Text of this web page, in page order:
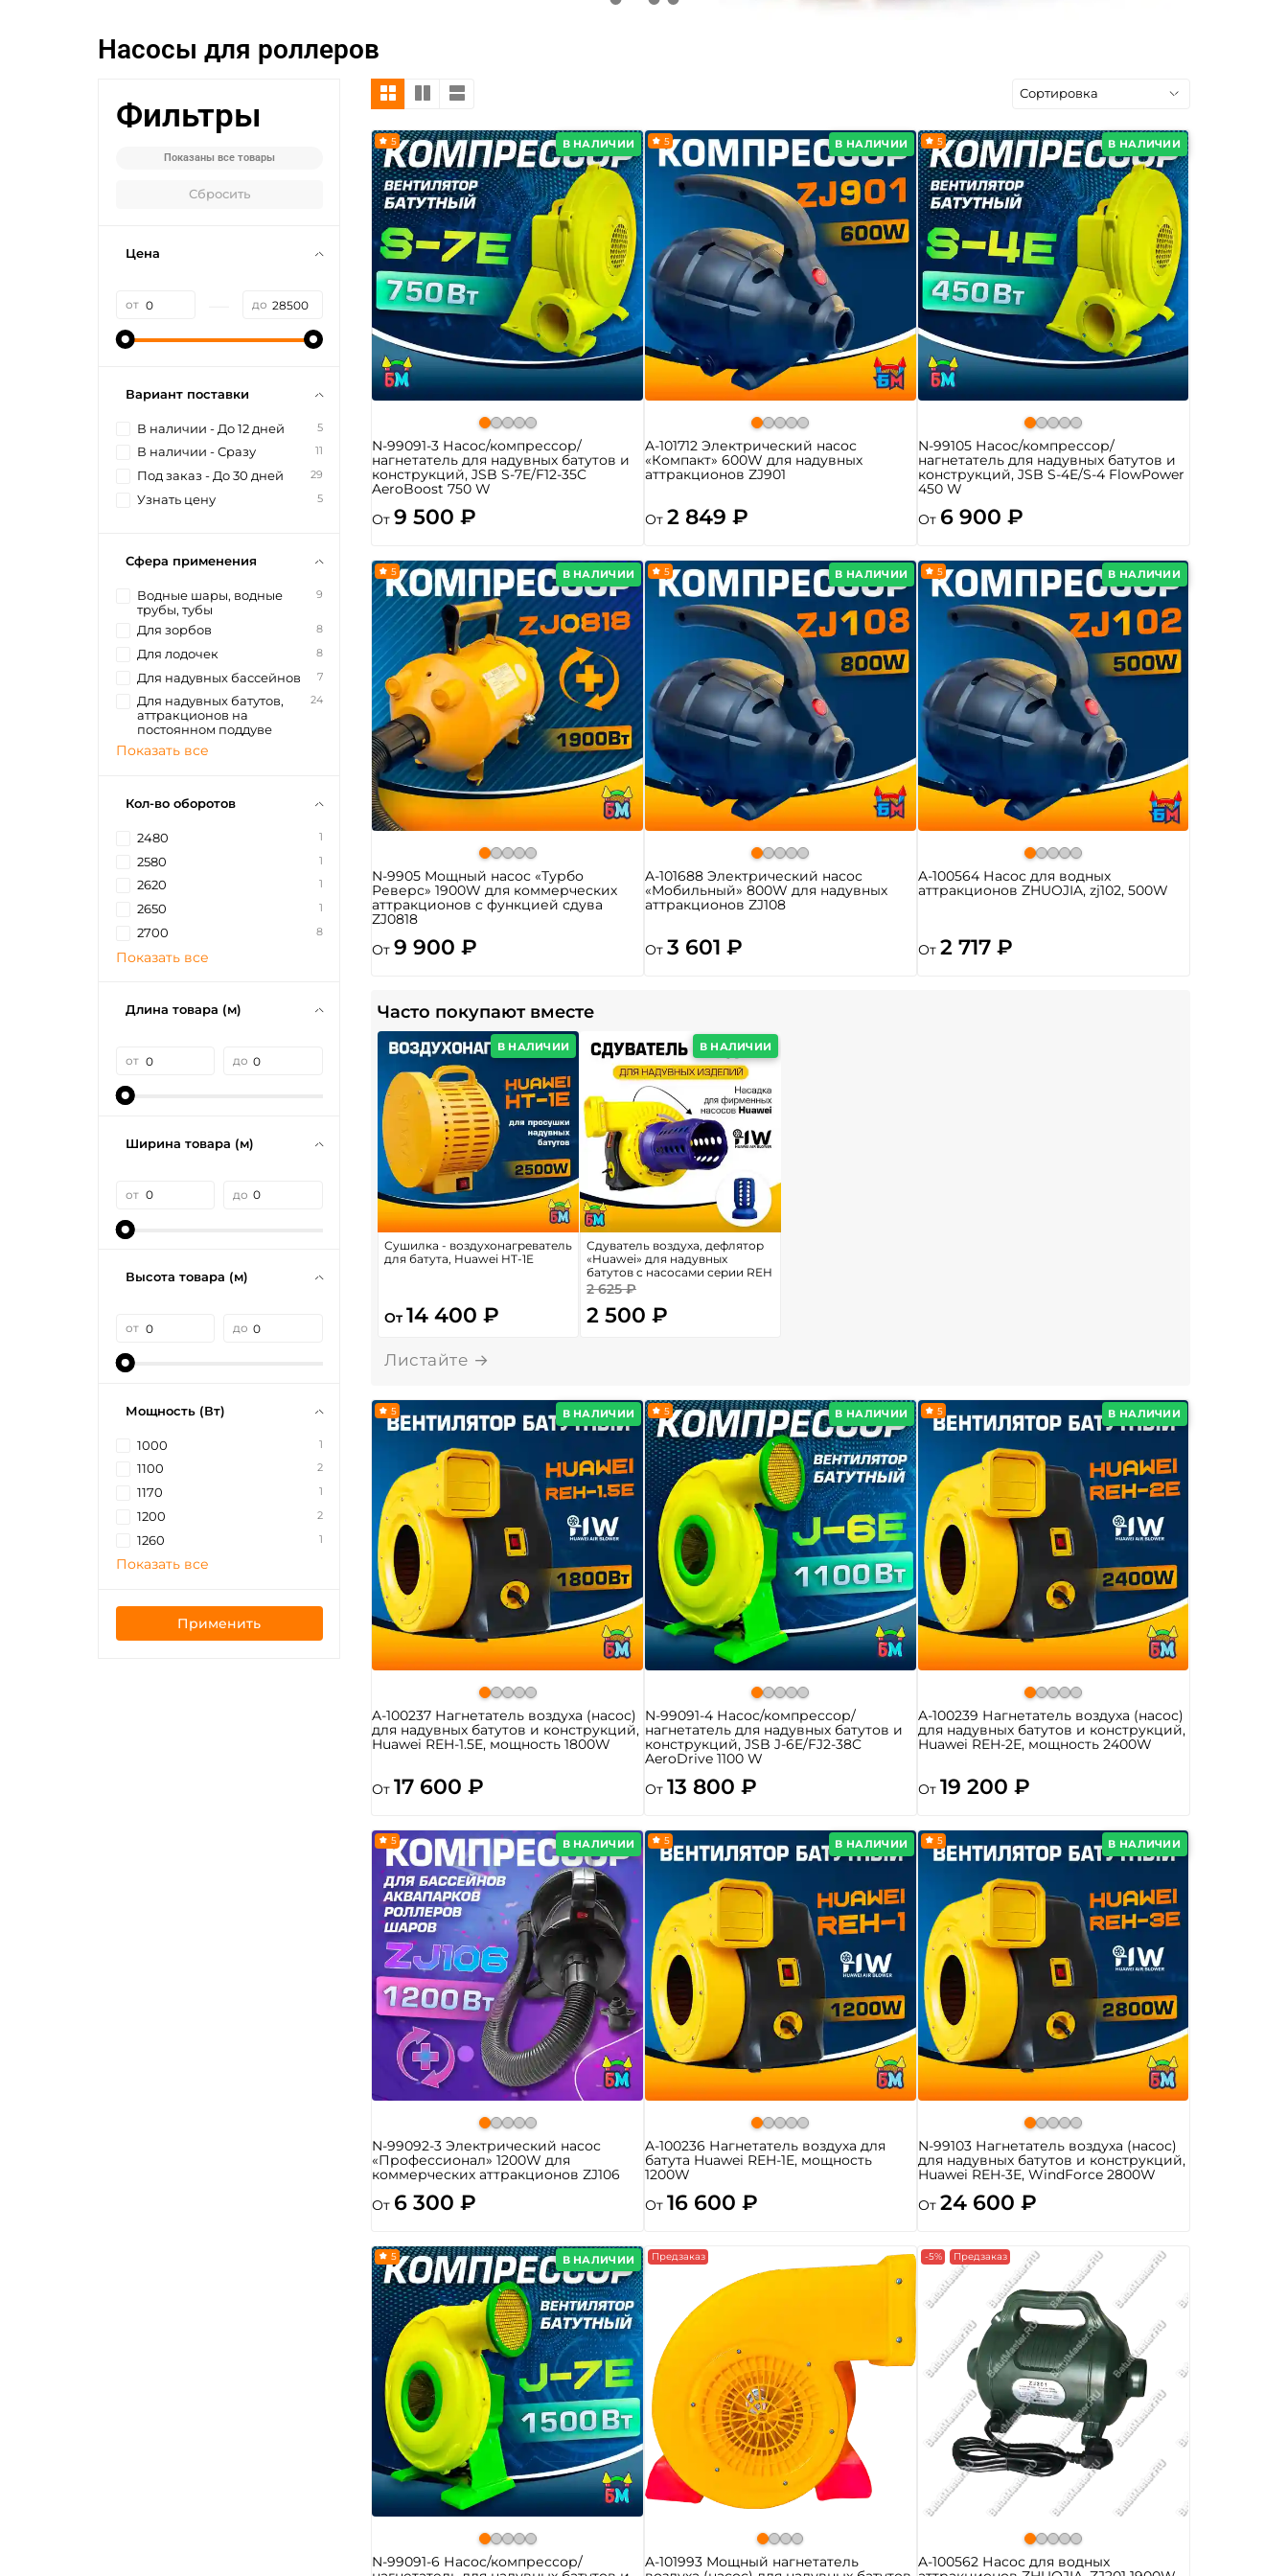
Насосы для роллеров
В НАЛИЧИИ
5
N-99091-3 Насос/компрессор/
нагнетатель для надувных батутов и
конструкций, JSB S-7E/F12-35C
AeroBoost 750 W
От 9 500 ₽
В НАЛИЧИИ
5
A-101712 Электрический насос
«Компакт» 600W для надувных
аттракционов ZJ901
От 2 849 ₽
В НАЛИЧИИ
5
N-99105 Насос/компрессор/
нагнетатель для надувных батутов и
конструкций, JSB S-4E/S-4 FlowPower
450 W
От 6 900 ₽
В НАЛИЧИИ
5
N-9905 Мощный насос «Турбо
Реверс» 1900W для коммерческих
аттракционов с функцией сдува
ZJ0818
От 9 900 ₽
В НАЛИЧИИ
5
A-101688 Электрический насос
«Мобильный» 800W для надувных
аттракционов ZJ108
От 3 601 ₽
В НАЛИЧИИ
5
A-100564 Насос для водных
аттракционов ZHUOJIA, zj102, 500W
От 2 717 ₽
Часто покупают вместе
В НАЛИЧИИ
Сушилка - воздухонагреватель
для батута, Huawei HT-1E
От 14 400 ₽
В НАЛИЧИИ
Сдуватель воздуха, дефлятор
«Huawei» для надувных
батутов с насосами серии REH
2 625 ₽
2 500 ₽
В НАЛИЧИИ
5
A-100237 Нагнетатель воздуха (насос)
для надувных батутов и конструкций,
Huawei REH-1.5E, мощность 1800W
От 17 600 ₽
В НАЛИЧИИ
5
N-99091-4 Насос/компрессор/
нагнетатель для надувных батутов и
конструкций, JSB J-6E/FJ2-38C
AeroDrive 1100 W
От 13 800 ₽
В НАЛИЧИИ
5
A-100239 Нагнетатель воздуха (насос)
для надувных батутов и конструкций,
Huawei REH-2E, мощность 2400W
От 19 200 ₽
В НАЛИЧИИ
5
N-99092-3 Электрический насос
«Профессионал» 1200W для
коммерческих аттракционов ZJ106
От 6 300 ₽
В НАЛИЧИИ
5
A-100236 Нагнетатель воздуха для
батута Huawei REH-1E, мощность
1200W
От 16 600 ₽
В НАЛИЧИИ
5
N-99103 Нагнетатель воздуха (насос)
для надувных батутов и конструкций,
Huawei REH-3E, WindForce 2800W
От 24 600 ₽
В НАЛИЧИИ
5
N-99091-6 Насос/компрессор/
Предзаказ
A-101993 Мощный нагнетатель
-5% Предзаказ
A-100562 Насос для водных
Фильтры
Показаны все товары
Сбросить
Цена
от до
Вариант поставки
В наличии - До 12 дней 5
В наличии - Сразу 11
Под заказ - До 30 дней 29
Узнать цену 5
Сфера применения
Водные шары, водные
трубы, тубы
9
Для зорбов 8
Для лодочек 8
Для надувных бассейнов 7
Для надувных батутов,
аттракционов на
постоянном поддуве
24
Показать все
Кол-во оборотов
2480 1
2580 1
2620 1
2650 1
2700 8
Показать все
Длина товара (м)
от до
Ширина товара (м)
от до
Высота товара (м)
от до
Мощность (Вт)
1000 1
1100 2
1170 1
1200 2
1260 1
Показать все
Применить